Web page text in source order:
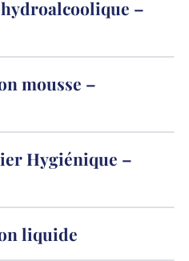
–
mousse –
Hygiénique –
liquide